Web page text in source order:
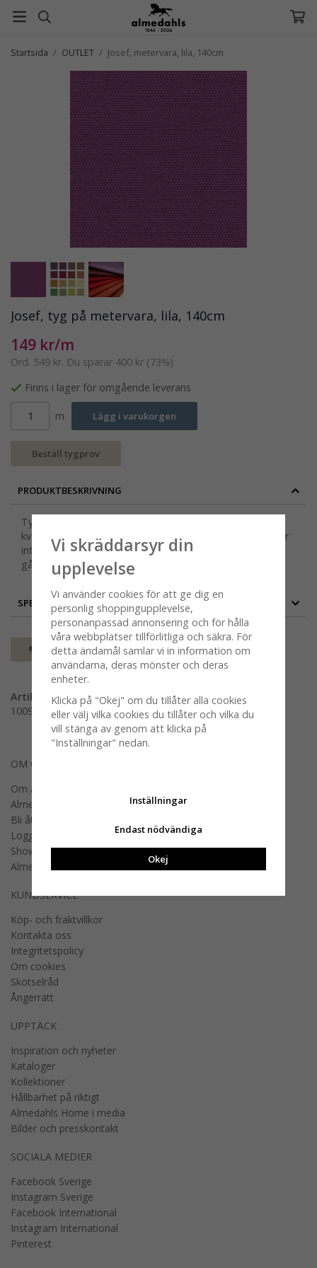
Startsida / OUTLET / Josef, metervara, lila, 140cm
Josef, tyg på metervara, lila, 140cm
149 kr/m
Ord. 549 kr. Du sparar 400 kr (73%)
Finns i lager för omgående leverans
m Lägg i varukorgen
Beställ tygprov
PRODUKTBESKRIVNING
Tyget Josef passar utmärkt som gardintyg. Den härliga
kvaliteten bomull/lin, gör att det faller oerhört fint. Varför
inte sy matchande kuddfodral och dukar när du ändå är i
gång?
SPECIFIKATION
Spara som favorit
Artikelnummer:
100952-0007
OM OSS
Om Almedahls
Almedahls designers
Bli återförsäljare
Logga in B2B
Showroom
Almedahls offentlig miljö
KUNDSERVICE
Köp- och fraktvillkor
Kontakta oss
Integritetspolicy
Om cookies
Skötselråd
Ångerrätt
UPPTÄCK
Inspiration och nyheter
Kataloger
Kollektioner
Hållbarhet på riktigt
Almedahls Home i media
Bilder och presskontakt
SOCIALA MEDIER
Facebook Sverige
Instagram Sverige
Facebook International
Instagram International
Pinterest
Vi skräddarsyr din
upplevelse
Vi använder cookies för att ge dig en
personlig shoppingupplevelse,
personanpassad annonsering och för hålla
våra webbplatser tillförlitliga och säkra. För
detta ändamål samlar vi in information om
användarna, deras mönster och deras
enheter.
Klicka på "Okej" om du tillåter alla cookies
eller välj vilka cookies du tillåter och vilka du
vill stänga av genom att klicka på
"Inställningar" nedan.
Inställningar
Endast nödvändiga
Okej